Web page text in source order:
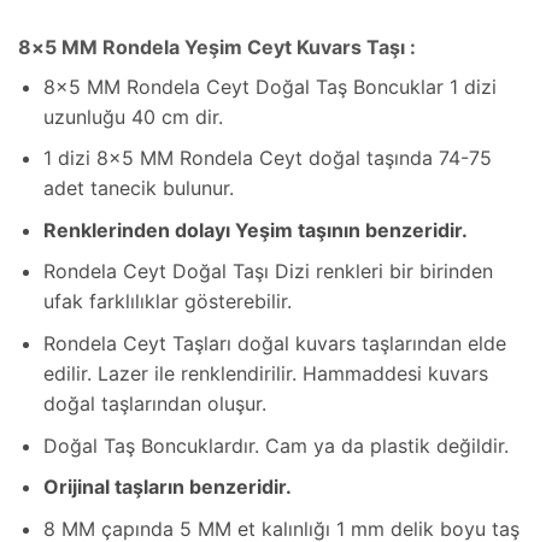
8×5 MM Rondela Yeşim Ceyt Kuvars Taşı :
8×5 MM Rondela Ceyt Doğal Taş Boncuklar 1 dizi
uzunluğu 40 cm dir.
1 dizi 8×5 MM Rondela Ceyt doğal taşında 74-75
adet tanecik bulunur.
Renklerinden dolayı Yeşim taşının benzeridir.
Rondela Ceyt Doğal Taşı Dizi renkleri bir birinden
ufak farklılıklar gösterebilir.
Rondela Ceyt Taşları doğal kuvars taşlarından elde
edilir. Lazer ile renklendirilir. Hammaddesi kuvars
doğal taşlarından oluşur.
Doğal Taş Boncuklardır. Cam ya da plastik değildir.
Orijinal taşların benzeridir.
8 MM çapında 5 MM et kalınlığı 1 mm delik boyu taş